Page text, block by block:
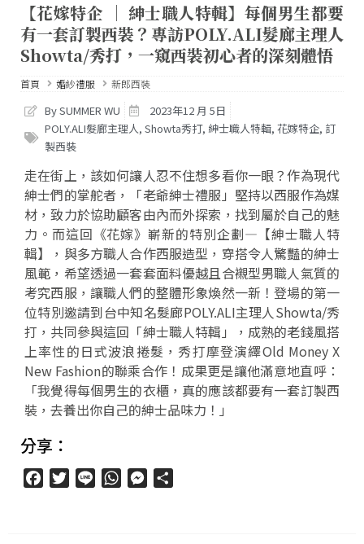
【花嫁特企 │ 紳士職人特輯】每個男生都要
有一套訂製西裝？專訪POLY.ALI髮廊主理人
Showta/秀打，一窺西裝初心者的深刻體悟
首頁 婚紗禮服 新郎西裝
By SUMMER WU
2023年12 月 5日
POLY.ALI髮廊主理人, Showta秀打, 紳士職人特輯, 花嫁特企, 訂
製西裝
走在街上，該如何讓人忍不住想多看你一眼？作為現代
紳士們的掌舵者，「老爺紳士禮服」堅持以西服作為媒
材，致力於協助顧客由內而外探索，找到屬於自己的魅
力。而這回《花嫁》嶄新的特別企劃—【紳士職人特
輯】，與多方職人合作西服造型，穿搭令人驚豔的紳士
風範，希望透過一套套面料優越且合襯型男職人氣質的
考究西服，讓職人們的整體形象煥然一新！登場的第一
位特別邀請到台中知名髮廊POLY.ALI主理人Showta/秀
打，共同參與這回「紳士職人特輯」，成熟的老錢風搭
上率性的日式波浪捲髮，秀打摩登演繹Old Money X
New Fashion的聯乘合作！成果更是讓他滿意地直呼：
「我覺得每個男生的衣櫃，真的應該都要有一套訂製西
裝，去養出你自己的紳士品味力！」
分享：
FacebookTwitter
Line WhatsAppMessenger